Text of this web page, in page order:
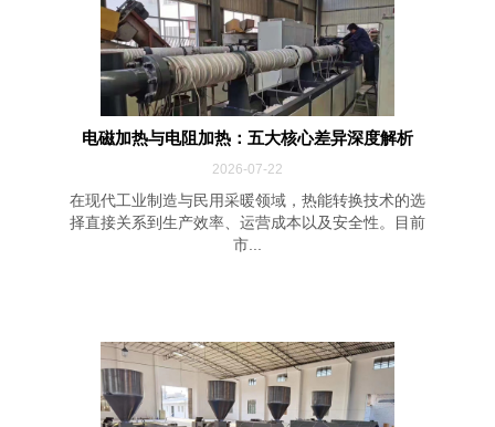
电磁加热与电阻加热：五大核心差异深度解析
2026-07-22
在现代工业制造与民用采暖领域，热能转换技术的选
择直接关系到生产效率、运营成本以及安全性。目前
市...